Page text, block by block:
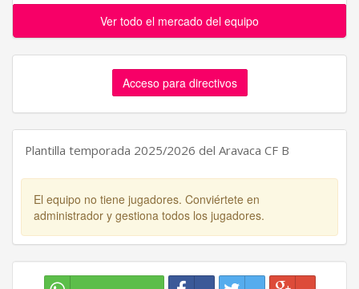
Ver todo el mercado del equipo
Acceso para directivos
Plantilla temporada 2025/2026 del Aravaca CF B
El equipo no tiene jugadores. Conviértete en
administrador y gestiona todos los jugadores.